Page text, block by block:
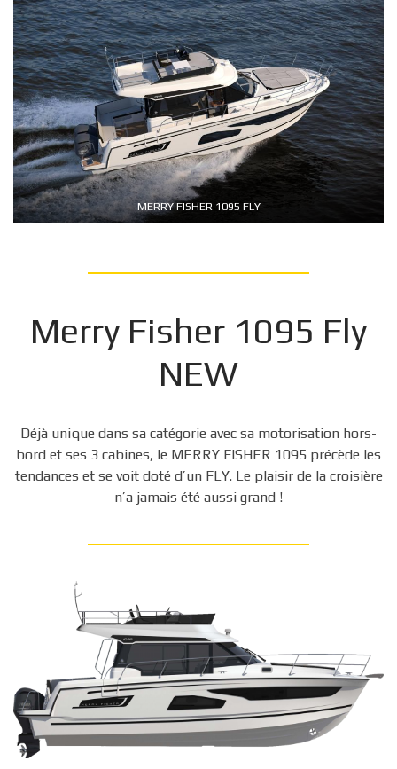
MERRY FISHER 1095 FLY
Merry Fisher 1095 Fly
NEW
Déjà unique dans sa catégorie avec sa motorisation hors-
bord et ses 3 cabines, le MERRY FISHER 1095 précède les
tendances et se voit doté d’un FLY. Le plaisir de la croisière
n’a jamais été aussi grand !